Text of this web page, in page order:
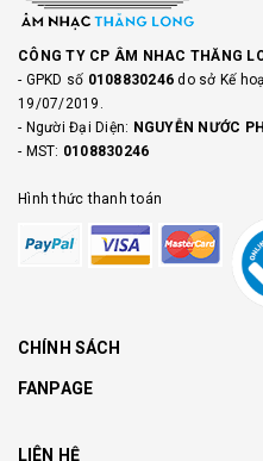
CÔNG TY CP ÂM NHAC THĂNG
- GPKD số 0108830246do sở Kế
19/07/2019.
- Người Đại Diện: NGUYỄN NƯỚC
- MST: 0108830246
Hình thức thanh toán
CHÍNH SÁCH
FANPAGE
LIÊN HỆ